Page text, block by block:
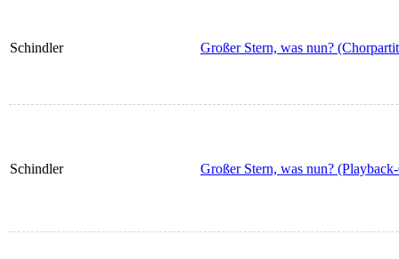
Schindler Großer Stern, was nun?
Schindler Großer Stern, was nun?